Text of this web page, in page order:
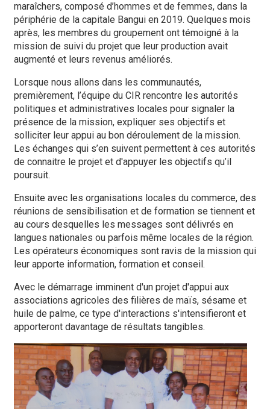
maraîchers, composé d’hommes et de femmes, dans la
périphérie de la capitale Bangui en 2019. Quelques mois
après, les membres du groupement ont témoigné à la
mission de suivi du projet que leur production avait
augmenté et leurs revenus améliorés.
Lorsque nous allons dans les communautés,
premièrement, l’équipe du CIR rencontre les autorités
politiques et administratives locales pour signaler la
présence de la mission, expliquer ses objectifs et
solliciter leur appui au bon déroulement de la mission.
Les échanges qui s’en suivent permettent à ces autorités
de connaitre le projet et d'appuyer les objectifs qu’il
poursuit.
Ensuite avec les organisations locales du commerce, des
réunions de sensibilisation et de formation se tiennent et
au cours desquelles les messages sont délivrés en
langues nationales ou parfois même locales de la région.
Les opérateurs économiques sont ravis de la mission qui
leur apporte information, formation et conseil.
Avec le démarrage imminent d'un projet d'appui aux
associations agricoles des filières de maïs, sésame et
huile de palme, ce type d'interactions s'intensifieront et
apporteront davantage de résultats tangibles.